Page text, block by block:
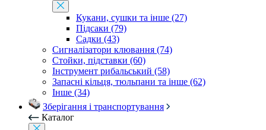
Кукани, сушки та інше (27)
Підсаки (79)
Садки (43)
Сигналізатори клювання (74)
Стойки, підставки (60)
Інструмент рибальський (58)
Запасні кільця, тюльпани та інше (62)
Інше (34)
Зберігання і транспортування
Каталог